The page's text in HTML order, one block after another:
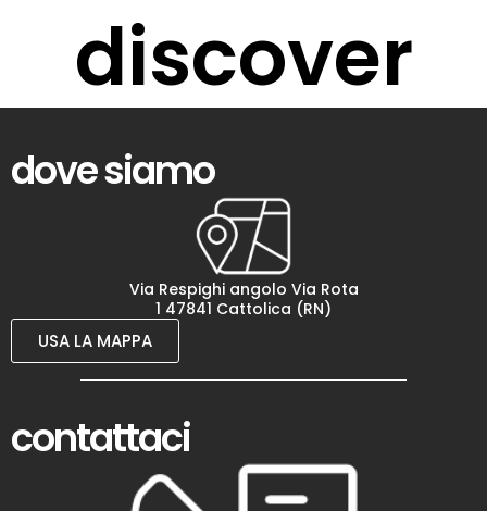
discover
dove siamo
Via Respighi angolo Via Rota
1 47841 Cattolica (RN)
USA LA MAPPA
contattaci